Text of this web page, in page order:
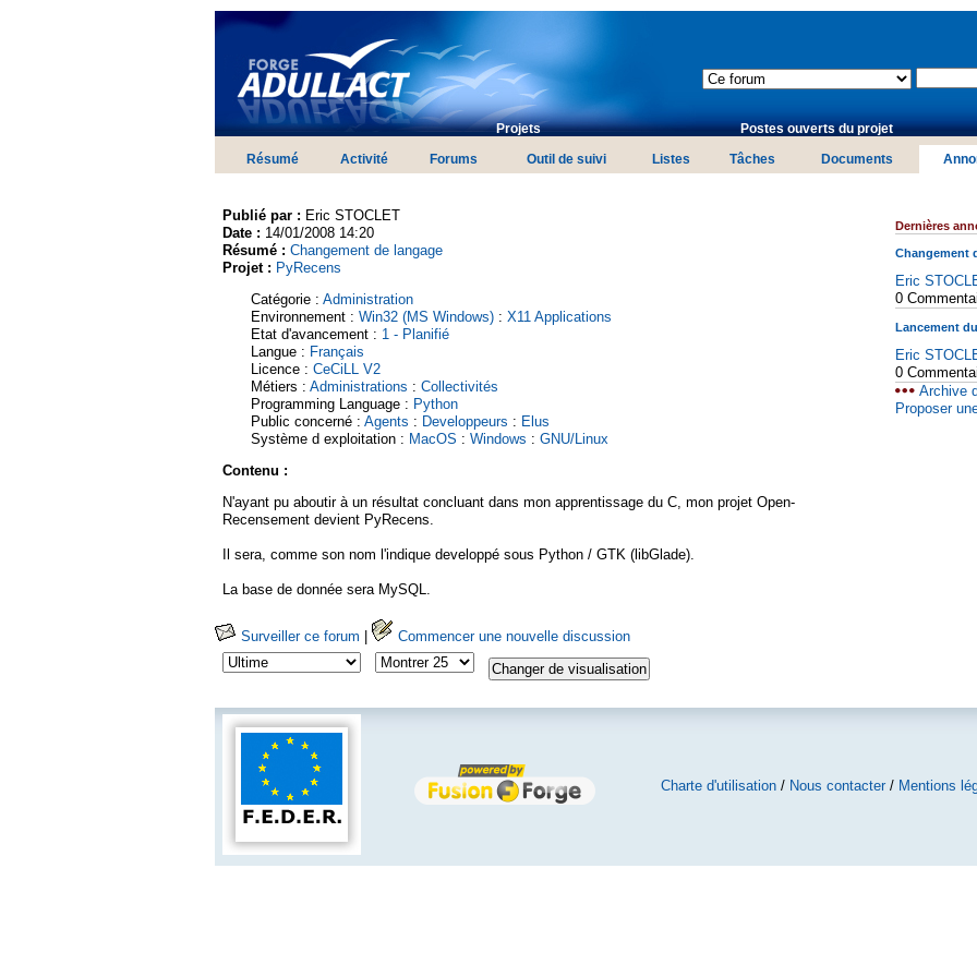
Projets Postes ouverts du projet
Résumé Activité Forums Outil de suivi Listes Tâches Documents
Publié par : Eric STOCLET
Date : 14/01/2008 14:20
Résumé : Changement de langage
Projet : PyRecens
Catégorie : Administration
Environnement : Win32 (MS Windows): X11 Applications
Etat d'avancement : 1 - Planifié
Langue : Français
Licence : CeCiLL V2
Métiers : Administrations : Collectivités
Programming Language : Python
Public concerné : Agents : Developpeurs : Elus
Système d exploitation : MacOS : Windows : GNU/Linux
Contenu :
N'ayant pu aboutir à un résultat concluant dans mon apprentissage du C, mon projet Open-
Recensement devient PyRecens.
Il sera, comme son nom l'indique developpé sous Python / GTK (libGlade).
La base de donnée sera MySQL.
Dernières
Changement
Eric
0
Lancement
Eric
0
Archive
Proposer
Surveiller ce forum | Commencer une nouvelle discussion
Charte d'utilisation/ Nous contacter/ Mentions